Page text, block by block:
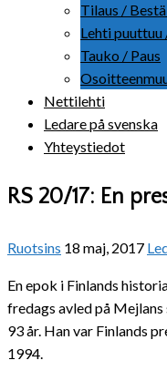
Tilaus /
Lehti
Tauko / Paus
Nettilehti
Ledare på svenska
Yhteystiedot
RS 20/17: En
Ruotsins 18 maj, 2017
En epok i Finlands
fredags avled på
93 år. Han var Finlands
1994.